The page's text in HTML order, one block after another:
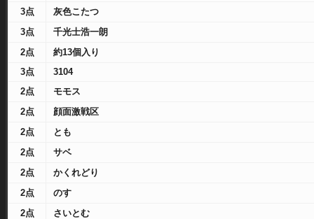
3点
灰色こたつ
3点
千光士浩一朗
2点
約13個入り
3点
3104
2点
モモス
2点
顔面激戦区
2点
とも
2点
サベ
2点
かくれどり
2点
のす
2点
さいとむ